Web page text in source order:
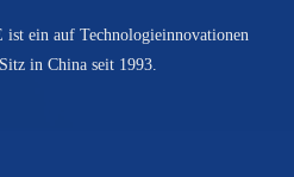
ein auf Technologieinnovationen
in China seit 1993.